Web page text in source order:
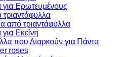
για Ερωτευμένους
από τριαντάφυλλα
Εκείνη
που Διαρκούν για Πάντα
roses